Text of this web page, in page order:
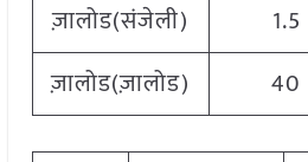
ज़ालोड(संजेली)
1.5
ज़ालोड(ज़ालोड)
40